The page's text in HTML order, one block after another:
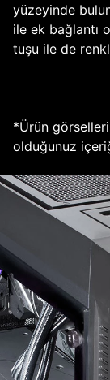
yüzeyinde
ile ek bağlantı
tuşu ile de
*Ürün
olduğunuz